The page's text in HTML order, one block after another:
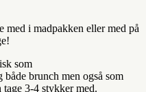
med i madpakken eller med på
som
brunch men også som
3-4 stykker med.